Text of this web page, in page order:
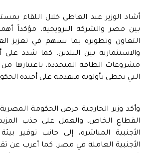
أشاد الوزير عبد العاطي خلال اللقاء
بين مصر والشركة النرويجية، مؤكداً
التعاون وتطويره بما يسهم في تعزيز
والاستثمارية بين البلدين. كما شدد
مشروعات الطاقة المتجددة، باعتبارها من
التي تحظى بأولوية متقدمة على أجندة
وأكد وزير الخارجية حرص الحكومة
القطاع الخاص، والعمل على جذب
الأجنبية المباشرة، إلى جانب توفير
الأجنبية العاملة في مصر. كما أعرب عن